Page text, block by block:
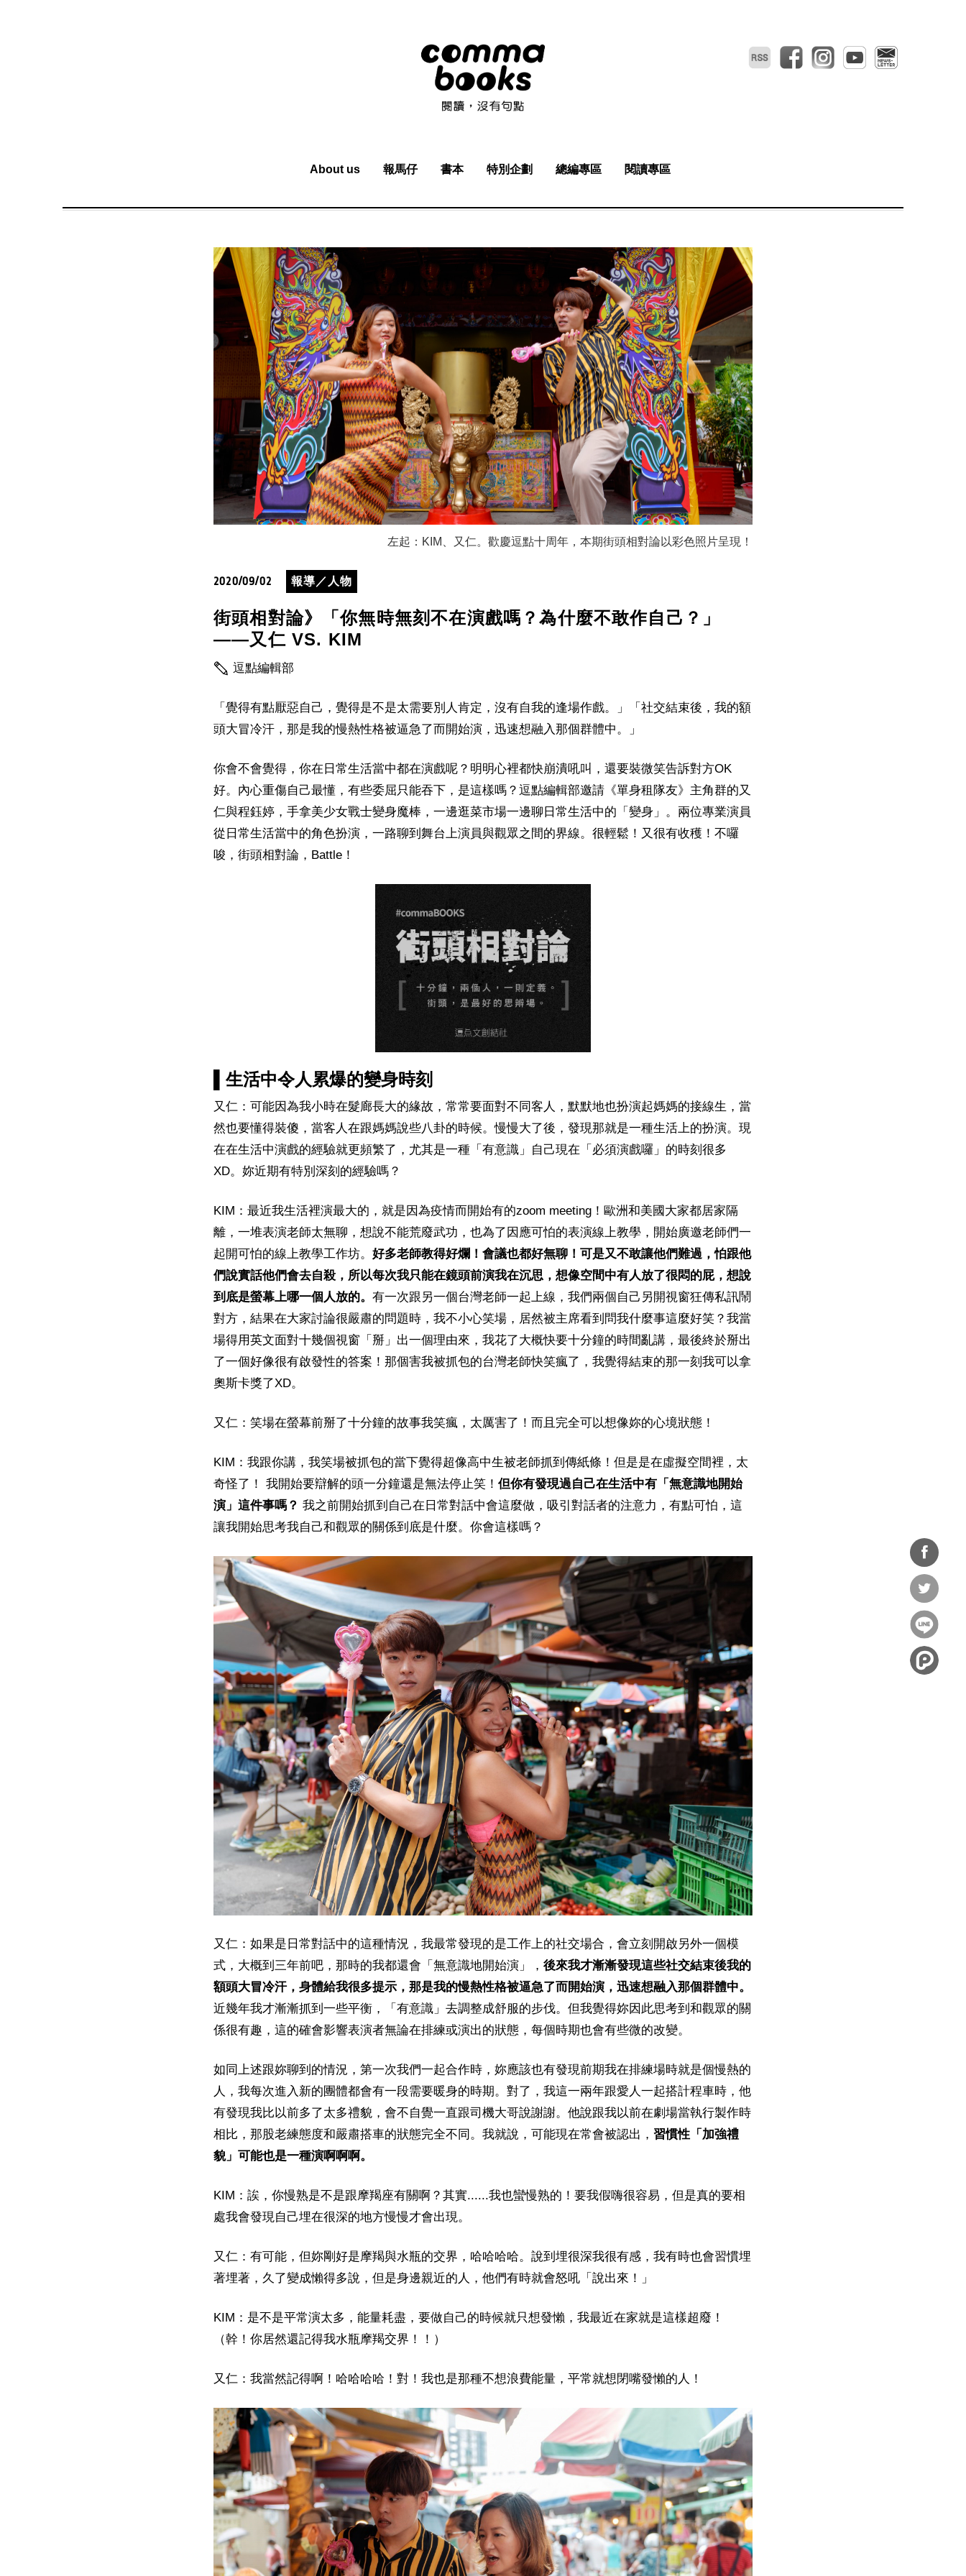
RSS facebookinstagramyoutube
About us 報馬仔 書本 特別企劃 總編專區 閱讀專區
左起：KIM、又仁。歡慶逗點十周年，本期街頭相對論以彩色照片呈現！
2020/09/02 報導／人物
街頭相對論》「你無時無刻不在演戲嗎？為什麼不敢作自己？」
——又仁 VS. KIM
逗點編輯部
「覺得有點厭惡自己，覺得是不是太需要別人肯定，沒有自我的逢場作戲。」「社交結束後，我的額
頭大冒冷汗，那是我的慢熱性格被逼急了而開始演，迅速想融入那個群體中。」
你會不會覺得，你在日常生活當中都在演戲呢？明明心裡都快崩潰吼叫，還要裝微笑告訴對方OK
好。內心重傷自己最懂，有些委屈只能吞下，是這樣嗎？逗點編輯部邀請《單身租隊友》主角群的又
仁與程鈺婷，手拿美少女戰士變身魔棒，一邊逛菜市場一邊聊日常生活中的「變身」。兩位專業演員
從日常生活當中的角色扮演，一路聊到舞台上演員與觀眾之間的界線。很輕鬆！又很有收穫！不囉
唆，街頭相對論，Battle！
▌生活中令人累爆的變身時刻
又仁：可能因為我小時在髮廊長大的緣故，常常要面對不同客人，默默地也扮演起媽媽的接線生，當
然也要懂得裝傻，當客人在跟媽媽說些八卦的時候。慢慢大了後，發現那就是一種生活上的扮演。現
在在生活中演戲的經驗就更頻繁了，尤其是一種「有意識」自己現在「必須演戲囉」的時刻很多
XD。妳近期有特別深刻的經驗嗎？
KIM：最近我生活裡演最大的，就是因為疫情而開始有的zoom meeting！歐洲和美國大家都居家隔
離，一堆表演老師太無聊，想說不能荒廢武功，也為了因應可怕的表演線上教學，開始廣邀老師們一
起開可怕的線上教學工作坊。 好多老師教得好爛！會議也都好無聊！可是又不敢讓他們難過，怕跟他
們說實話他們會去自殺，所以每次我只能在鏡頭前演我在沉思，想像空間中有人放了很悶的屁，想說
到底是螢幕上哪一個人放的。 有一次跟另一個台灣老師一起上線，我們兩個自己另開視窗狂傳私訊鬧
對方，結果在大家討論很嚴肅的問題時，我不小心笑場，居然被主席看到問我什麼事這麼好笑？我當
場得用英文面對十幾個視窗「掰」出一個理由來，我花了大概快要十分鐘的時間亂講，最後終於掰出
了一個好像很有啟發性的答案！那個害我被抓包的台灣老師快笑瘋了，我覺得結束的那一刻我可以拿
奧斯卡獎了XD。
又仁：笑場在螢幕前掰了十分鐘的故事我笑瘋，太厲害了！而且完全可以想像妳的心境狀態！
KIM：我跟你講，我笑場被抓包的當下覺得超像高中生被老師抓到傳紙條！但是是在虛擬空間裡，太
奇怪了！ 我開始要辯解的頭一分鐘還是無法停止笑！ 但你有發現過自己在生活中有「無意識地開始
演」這件事嗎？ 我之前開始抓到自己在日常對話中會這麼做，吸引對話者的注意力，有點可怕，這
讓我開始思考我自己和觀眾的關係到底是什麼。你會這樣嗎？
又仁：如果是日常對話中的這種情況，我最常發現的是工作上的社交場合，會立刻開啟另外一個模
式，大概到三年前吧，那時的我都還會「無意識地開始演」， 後來我才漸漸發現這些社交結束後我的
額頭大冒冷汗，身體給我很多提示，那是我的慢熱性格被逼急了而開始演，迅速想融入那個群體中。
近幾年我才漸漸抓到一些平衡，「有意識」去調整成舒服的步伐。但我覺得妳因此思考到和觀眾的關
係很有趣，這的確會影響表演者無論在排練或演出的狀態，每個時期也會有些微的改變。
如同上述跟妳聊到的情況，第一次我們一起合作時，妳應該也有發現前期我在排練場時就是個慢熱的
人，我每次進入新的團體都會有一段需要暖身的時期。對了，我這一兩年跟愛人一起搭計程車時，他
有發現我比以前多了太多禮貌，會不自覺一直跟司機大哥說謝謝。他說跟我以前在劇場當執行製作時
相比，那股老練態度和嚴肅搭車的狀態完全不同。我就說，可能現在常會被認出， 習慣性「加強禮
貌」可能也是一種演啊啊啊。
KIM：誒，你慢熟是不是跟摩羯座有關啊？其實......我也蠻慢熟的！要我假嗨很容易，但是真的要相
處我會發現自己埋在很深的地方慢慢才會出現。
又仁：有可能，但妳剛好是摩羯與水瓶的交界，哈哈哈哈。說到埋很深我很有感，我有時也會習慣埋
著埋著，久了變成懶得多說，但是身邊親近的人，他們有時就會怒吼「說出來！」
KIM：是不是平常演太多，能量耗盡，要做自己的時候就只想發懶，我最近在家就是這樣超廢！
（幹！你居然還記得我水瓶摩羯交界！！）
又仁：我當然記得啊！哈哈哈哈！對！我也是那種不想浪費能量，平常就想閉嘴發懶的人！
分享
到
Facebook
分享
到
Twitter